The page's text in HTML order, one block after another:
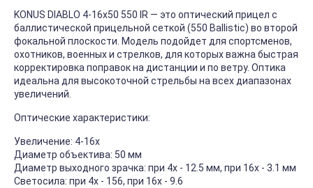
KONUS DIABLO 4-16x50 550 IR — это оптический прицел с
баллистической прицельной сеткой (550 Ballistic) во второй
фокальной плоскости. Модель подойдет для спортсменов,
охотников, военных и стрелков, для которых важна быстрая
корректировка поправок на дистанции и по ветру. Оптика
идеальна для высокоточной стрельбы на всех диапазонах
увеличений.
Оптические характеристики:
Увеличение: 4-16x
Диаметр объектива: 50 мм
Диаметр выходного зрачка: при 4x - 12.5 мм, при 16x - 3.1 мм
Светосила: при 4x - 156, при 16х - 9.6